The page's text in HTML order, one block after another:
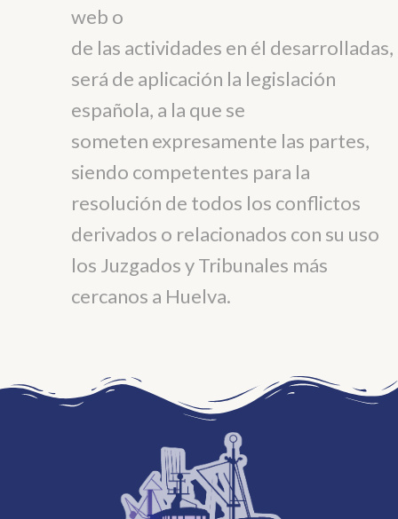
web o
de las actividades en él desarrolladas,
será de aplicación la legislación
española, a la que se
someten expresamente las partes,
siendo competentes para la
resolución de todos los conflictos
derivados o relacionados con su uso
los Juzgados y Tribunales más
cercanos a Huelva.